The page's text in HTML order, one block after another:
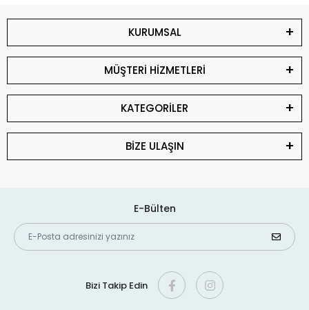
KURUMSAL
MÜŞTERİ HİZMETLERİ
KATEGORİLER
BİZE ULAŞIN
E-Bülten
Bizi Takip Edin